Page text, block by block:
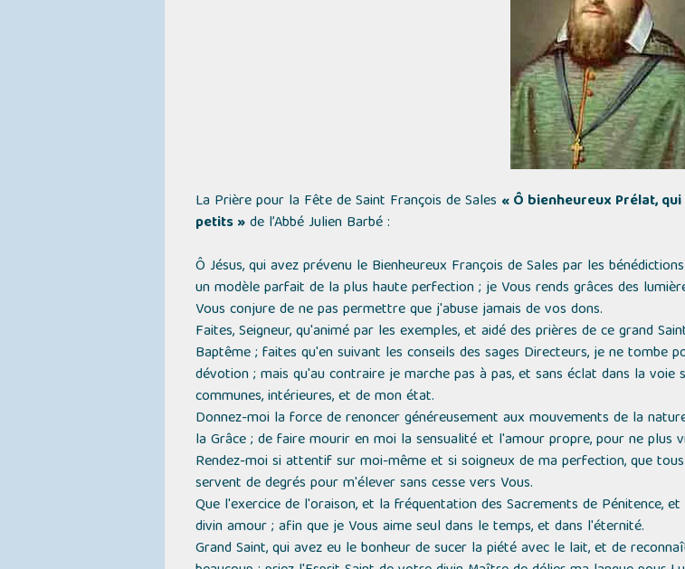
La Prière pour la Fête de Saint François de Sales « Ô bienheureux Prélat,
petits »de l’Abbé Julien Barbé :
Ô Jésus, qui avez prévenu le Bienheureux François de Sales par les
un modèle parfait de la plus haute perfection ; je Vous rends grâces des
Vous conjure de ne pas permettre que j'abuse jamais de vos dons.
Faites, Seigneur, qu'animé par les exemples, et aidé des prières de ce grand
Baptême ; faites qu'en suivant les conseils des sages Directeurs, je ne tombe
dévotion ; mais qu'au contraire je marche pas à pas, et sans éclat dans la
communes, intérieures, et de mon état.
Donnez-moi la force de renoncer généreusement aux mouvements de la
la Grâce ; de faire mourir en moi la sensualité et l'amour propre, pour ne plus
Rendez-moi si attentif sur moi-même et si soigneux de ma perfection, que
servent de degrés pour m'élever sans cesse vers Vous.
Que l'exercice de l'oraison, et la fréquentation des Sacrements de Pénitence,
divin amour ; afin que je Vous aime seul dans le temps, et dans l'éternité.
Grand Saint, qui avez eu le bonheur de sucer la piété avec le lait, et de